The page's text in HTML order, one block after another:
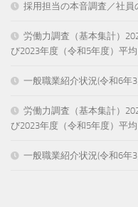
採用担当の本音調査／社
労働力調査（基本集計）
び2023年度（令和5年度）平均
一般職業紹介状況(令和6年
労働力調査（基本集計）
び2023年度（令和5年度）平均
一般職業紹介状況(令和6年